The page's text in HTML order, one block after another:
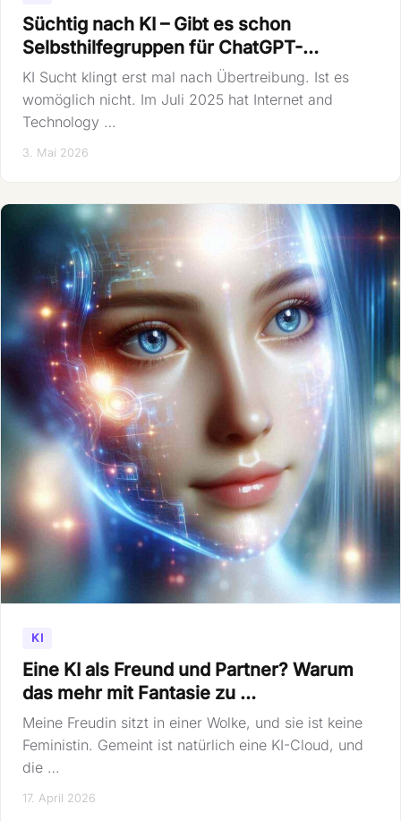
Süchtig nach KI – Gibt es schon
Selbsthilfegruppen für ChatGPT-…
KI Sucht klingt erst mal nach Übertreibung. Ist es
womöglich nicht. Im Juli 2025 hat Internet and
Technology …
3. Mai 2026
KI
Eine KI als Freund und Partner? Warum
das mehr mit Fantasie zu …
Meine Freudin sitzt in einer Wolke, und sie ist keine
Feministin. Gemeint ist natürlich eine KI-Cloud, und
die …
17. April 2026